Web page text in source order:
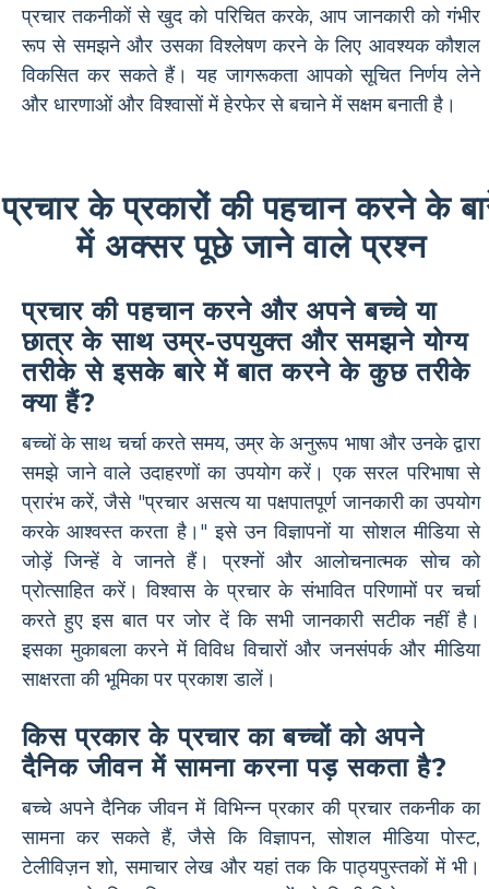
प्रचार तकनीकों से खुद को परिचित करके, आप जानकारी को गंभीर
रूप से समझने और उसका विश्लेषण करने के लिए आवश्यक कौशल
विकसित कर सकते हैं। यह जागरूकता आपको सूचित निर्णय लेने
और धारणाओं और विश्वासों में हेरफेर से बचाने में सक्षम बनाती है।
प्रचार के प्रकारों की पहचान करने के
में अक्सर पूछे जाने वाले प्रश्न
प्रचार की पहचान करने और अपने बच्चे या
छात्र के साथ उम्र-उपयुक्त और समझने योग्य
तरीके से इसके बारे में बात करने के कुछ तरीके
क्या हैं?
बच्चों के साथ चर्चा करते समय, उम्र के अनुरूप भाषा और उनके द्वारा
समझे जाने वाले उदाहरणों का उपयोग करें। एक सरल परिभाषा से
प्रारंभ करें, जैसे "प्रचार असत्य या पक्षपातपूर्ण जानकारी का उपयोग
करके आश्वस्त करता है।" इसे उन विज्ञापनों या सोशल मीडिया से
जोड़ें जिन्हें वे जानते हैं। प्रश्नों और आलोचनात्मक सोच को
प्रोत्साहित करें। विश्वास के प्रचार के संभावित परिणामों पर चर्चा
करते हुए इस बात पर जोर दें कि सभी जानकारी सटीक नहीं है।
इसका मुकाबला करने में विविध विचारों और जनसंपर्क और मीडिया
साक्षरता की भूमिका पर प्रकाश डालें।
किस प्रकार के प्रचार का बच्चों को अपने
दैनिक जीवन में सामना करना पड़ सकता है?
बच्चे अपने दैनिक जीवन में विभिन्न प्रकार की प्रचार तकनीक का
सामना कर सकते हैं, जैसे कि विज्ञापन, सोशल मीडिया पोस्ट,
टेलीविज़न शो, समाचार लेख और यहां तक ​​कि पाठ्यपुस्तकों में भी।